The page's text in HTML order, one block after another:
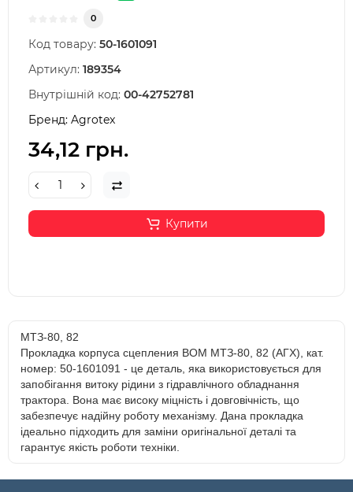
0
Код товару: 50-1601091
Артикул: 189354
Внутрішній код: 00-42752781
Бренд: Agrotex
34,12 грн.
Купити
МТЗ-80, 82
Прокладка корпуса сцепления ВОМ МТЗ-80, 82 (АГХ), кат.
номер: 50-1601091 - це деталь, яка використовується для
запобігання витоку рідини з гідравлічного обладнання
трактора. Вона має високу міцність і довговічність, що
забезпечує надійну роботу механізму. Дана прокладка
ідеально підходить для заміни оригінальної деталі та
гарантує якість роботи техніки.